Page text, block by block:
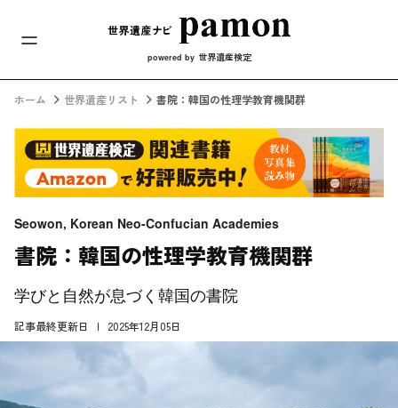
メインナビ
powered by 世界遺産検定
ホーム 世界遺産リスト 書院：韓国の性理学教育機関群
Seowon, Korean Neo-Confucian Academies
書院：韓国の性理学教育機関群
学びと自然が息づく韓国の書院
記事最終更新日 2025年12月05日